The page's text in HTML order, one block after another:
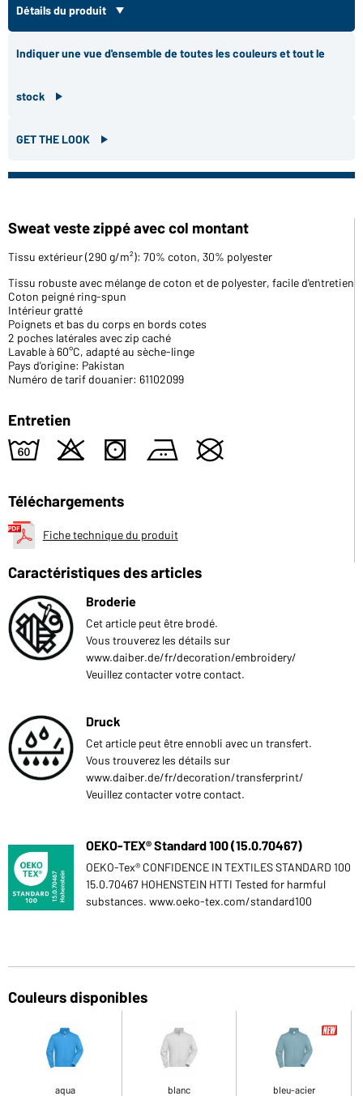
Détails du produit
Indiquer une vue d'ensemble de toutes les couleurs et tout le
stock
GET THE LOOK
Sweat veste zippé avec col montant
Tissu extérieur (290 g/m²): 70% coton, 30% polyester
Tissu robuste avec mélange de coton et de polyester, facile d'entretien
Coton peigné ring-spun
Intérieur gratté
Poignets et bas du corps en bords cotes
2 poches latérales avec zip caché
Lavable à 60°C, adapté au sèche-linge
Pays d'origine: Pakistan
Numéro de tarif douanier: 61102099
Entretien
4 o s b U
Téléchargements
Fiche technique du produit
Caractéristiques des articles
Broderie
Cet article peut être brodé.
Vous trouverez les détails sur
www.daiber.de/fr/decoration/embroidery/
Veuillez contacter votre contact.
Druck
Cet article peut être ennobli avec un transfert.
Vous trouverez les détails sur
www.daiber.de/fr/decoration/transferprint/
Veuillez contacter votre contact.
OEKO-TEX® Standard 100 (15.0.70467)
OEKO-Tex® CONFIDENCE IN TEXTILES STANDARD 100
15.0.70467 HOHENSTEIN HTTI Tested for harmful
substances. www.oeko-tex.com/standard100
Couleurs disponibles
aqua blanc bleu-acier